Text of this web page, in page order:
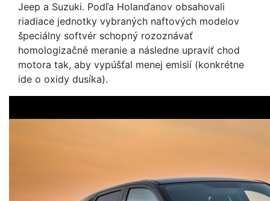
Jeep a Suzuki. Podľa Holanďanov obsahovali
riadiace jednotky vybraných naftových modelov
špeciálny softvér schopný rozoznávať
homologizačné meranie a následne upraviť chod
motora tak, aby vypúšťal menej emisií (konkrétne
ide o oxidy dusíka).